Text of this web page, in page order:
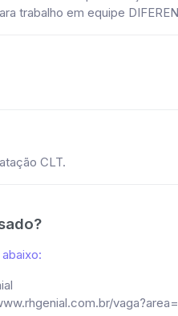
trabalho em equipe
CLT.